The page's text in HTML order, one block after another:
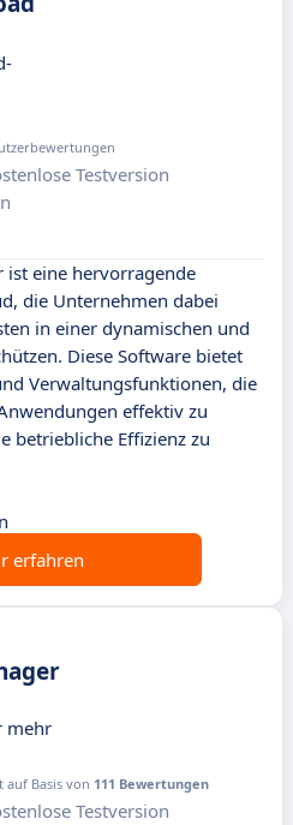
Testversion
ist eine hervorragende
die Unternehmen dabei
in einer dynamischen und
Diese Software bietet
Verwaltungsfunktionen, die
effektiv zu
betriebliche Effizienz zu
erfahren
mehr
auf Basis von 111 Bewertungen
Testversion